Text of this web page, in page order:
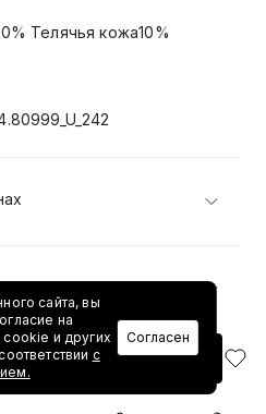
в корзину
Телячья кожа10%
сайта, вы
на
и других
с
Согласен